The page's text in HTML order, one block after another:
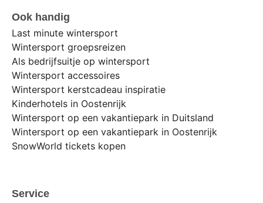
Ook handig
Last minute wintersport
Wintersport groepsreizen
Als bedrijfsuitje op wintersport
Wintersport accessoires
Wintersport kerstcadeau inspiratie
Kinderhotels in Oostenrijk
Wintersport op een vakantiepark in Duitsland
Wintersport op een vakantiepark in Oostenrijk
SnowWorld tickets kopen
Service